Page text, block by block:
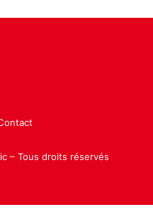
– Tous droits réservés